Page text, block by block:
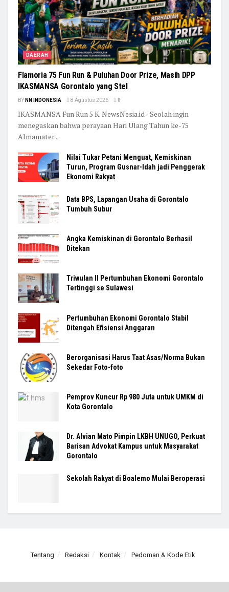
DAERAH
Flamoria 75 Fun Run & Puluhan Door Prize, Masih DPP
IKASMANSA Gorontalo yang Stel
BY NN INDONESIA 8 Agustus 2026 0
IKASMANSA Fun Run 5 K. NewsNesia.id - Seolah ingin
menegaskan bahwa perayaan Hari Ulang Tahun ke-75
Almamater...
Nilai Tukar Petani Menguat, Kemiskinan
Turun, Program Gusnar-Idah jadi Penggerak
Ekonomi Rakyat
Data BPS, Lapangan Usaha di Gorontalo
Tumbuh Subur
Angka Kemiskinan di Gorontalo Berhasil
Ditekan
Triwulan II Pertumbuhan Ekonomi Gorontalo
Tertinggi se Sulawesi
Pertumbuhan Ekonomi Gorontalo Stabil
Ditengah Efisiensi Anggaran
Berorganisasi Harus Taat Asas/Norma Bukan
Sekedar Foto-foto
Pemprov Kuncur Rp 980 Juta untuk UMKM di
Kota Gorontalo
Dr. Alvian Mato Pimpin LKBH UNUGO, Perkuat
Barisan Advokat Kampus untuk Masyarakat
Gorontalo
Sekolah Rakyat di Boalemo Mulai Beroperasi
Tentang Redaksi Kontak Pedoman & Kode Etik